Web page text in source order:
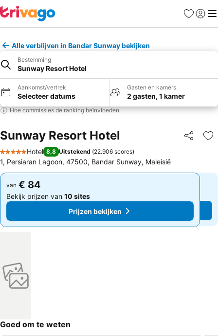
Favorieten
Alle verblijven in Bandar Sunway bekijken
Bestemming
Sunway Resort Hotel
Aankomst/vertrek
Selecteer datums
Gasten en kamers
2 gasten, 1 kamer
Hoe commissies de ranking beïnvloeden
Sunway Resort Hotel Delen
5 Sterren
Hotel 8,8 Uitstekend (22.906 scores)
1, Persiaran Lagoon, 47500, Bandar Sunway, Maleisië
van € 84
Bekijk prijzen van 10 sites
Prijzen bekijken
van € 84
Bekijk prijzen van 10 sites
Prijzen bekijken
Goed om te weten